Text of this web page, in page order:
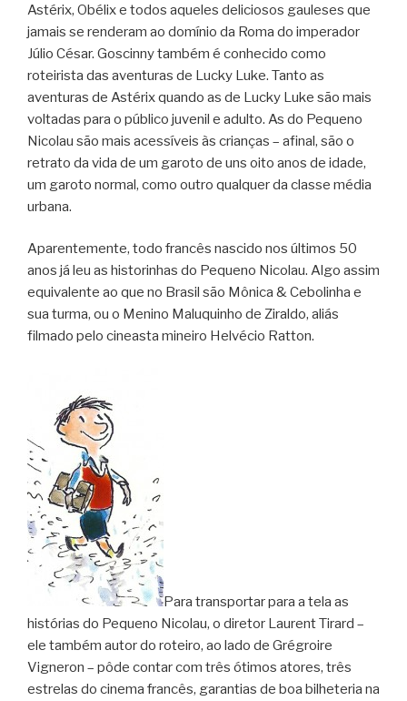
Astérix, Obélix e todos aqueles deliciosos gauleses que
jamais se renderam ao domínio da Roma do imperador
Júlio César. Goscinny também é conhecido como
roteirista das aventuras de Lucky Luke. Tanto as
aventuras de Astérix quando as de Lucky Luke são mais
voltadas para o público juvenil e adulto. As do Pequeno
Nicolau são mais acessíveis às crianças – afinal, são o
retrato da vida de um garoto de uns oito anos de idade,
um garoto normal, como outro qualquer da classe média
urbana.
Aparentemente, todo francês nascido nos últimos 50
anos já leu as historinhas do Pequeno Nicolau. Algo assim
equivalente ao que no Brasil são Mônica & Cebolinha e
sua turma, ou o Menino Maluquinho de Ziraldo, aliás
filmado pelo cineasta mineiro Helvécio Ratton.
Para transportar para a tela as
histórias do Pequeno Nicolau, o diretor Laurent Tirard –
ele também autor do roteiro, ao lado de Grégroire
Vigneron – pôde contar com três ótimos atores, três
estrelas do cinema francês, garantias de boa bilheteria na